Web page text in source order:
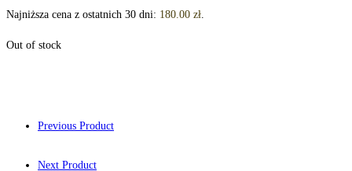
Najniższa cena z ostatnich 30 dni: 180.00 zł.
Out of stock
Previous Product
Next Product